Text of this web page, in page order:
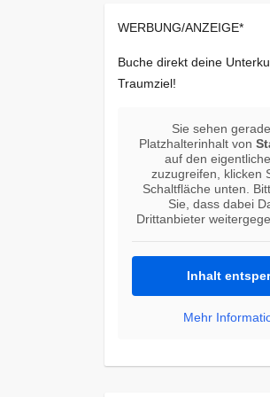
WERBUNG/ANZEIGE*
Buche direkt deine
Traumziel!
Sie sehen
Platzhalterinhalt von
auf den
zuzugreifen, klicken
Schaltfläche unten.
Sie, dass dabei
Drittanbieter
Inhalt
Mehr